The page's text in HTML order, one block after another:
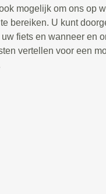
mogelijk om ons op
bereiken. U kunt
fiets en wanneer en
vertellen voor een